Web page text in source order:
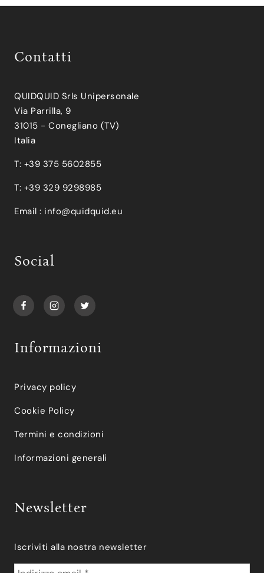
Contatti
QUIDQUID Srls Unipersonale
Via Parrilla, 9
31015 - Conegliano (TV)
Italia
T: +39 375 5602855
T: +39 329 9298985
Email : info@quidquid.eu
Social
Informazioni
Privacy policy
Cookie Policy
Termini e condizioni
Informazioni generali
Newsletter
Iscriviti alla nostra newsletter